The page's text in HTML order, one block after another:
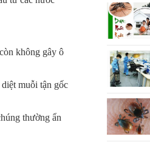
không gây ô
muỗi tận gốc
thường ẩn